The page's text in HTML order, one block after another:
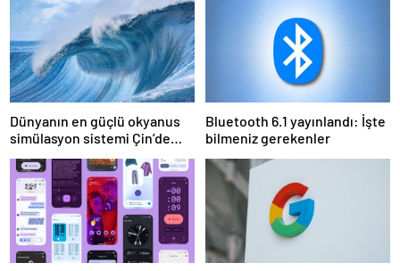
Dünyanın en güçlü okyanus
simülasyon sistemi Çin’de
faaliyete geçiyor
Bluetooth 6.1 yayınlandı: İşte
bilmeniz gerekenler